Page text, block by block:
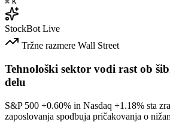
StockBot Live
Tržne razmere Wall Street
Tehnološki sektor vodi rast ob
delu
S&P 500 +0.60% in Nasdaq +1.18% sta
zaposlovanja spodbuja pričakovanja o